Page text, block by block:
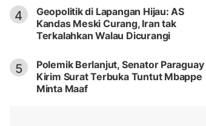
4
Geopolitik di Lapangan Hijau: AS
Kandas Meski Curang, Iran tak
Terkalahkan Walau Dicurangi
5
Polemik Berlanjut, Senator Paraguay
Kirim Surat Terbuka Tuntut Mbappe
Minta Maaf